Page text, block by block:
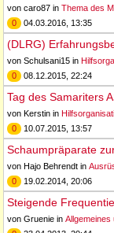
von caro87 in Thema des
0
04.03.2016, 13:35
(DLRG)
von Schulsani15 in
0
08.12.2015, 22:24
Tag des Samariters
von Kerstin in
0
10.07.2015, 13:57
Schaumpräparate
von Hajo Behrendt in
0
19.02.2014, 20:06
Steigende
von Gruenie in Allgemeines